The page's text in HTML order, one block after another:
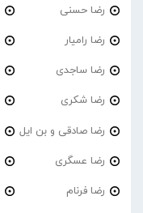
رضا حسنی
رضا رامیار
رضا ساجدی
رضا شکری
رضا صادقی و بن ایل
رضا عسگری
رضا فرنام